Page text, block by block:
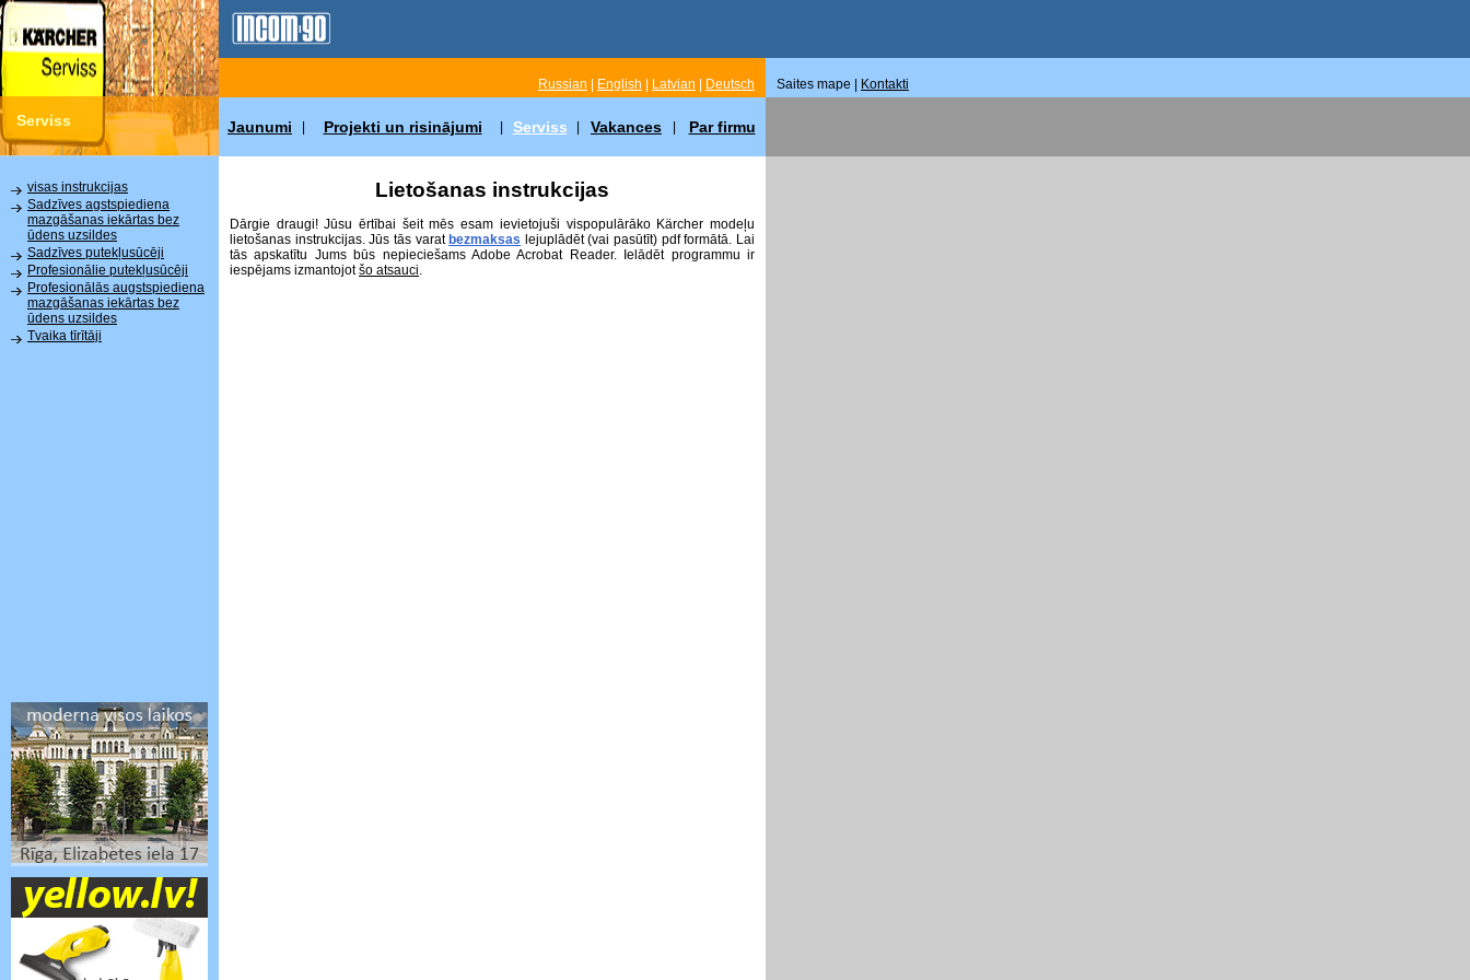
Serviss
Russian English Latvian Deutsch Saites mape | Kontakti
Jaunumi Projekti un risinājumi Serviss Vakances Par firmu
visas instrukcijas
Sadzīves agstspiediena
mazgāšanas iekārtas bez
ūdens uzsildes
Sadzīves putekļusūcēji
Profesionālie putekļusūcēji
Profesionālās augstspiediena
mazgāšanas iekārtas bez
ūdens uzsildes
Tvaika tīrītāji
Lietošanas instrukcijas
Dārgie draugi! Jūsu ērtībai šeit mēs esam ievietojuši vispopulārāko Kärcher modeļu
lietošanas instrukcijas. Jūs tās varatbezmaksas lejuplādēt (vai pasūtīt) pdf formātā. Lai
tās apskatītu Jums būs nepieciešams Adobe Acrobat Reader. Ielādēt programmu ir
iespējams izmantojotšo atsauci.